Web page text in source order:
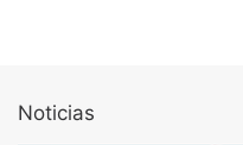
Noticias